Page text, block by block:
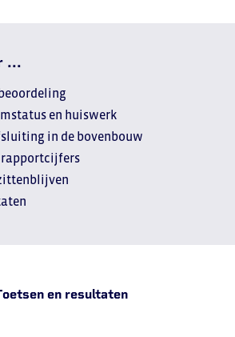
...
en huiswerk
in de bovenbouw
rapportcijfers
en resultaten